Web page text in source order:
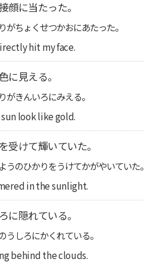
顔に当たった。
がちょくせつかおにあたった。
hit my face.
に見える。
がきんいろにみえる。
look like gold.
受けて輝いていた。
うのひかりをうけてかがやいていた。
in the sunlight.
に隠れている。
うしろにかくれている。
behind the clouds.